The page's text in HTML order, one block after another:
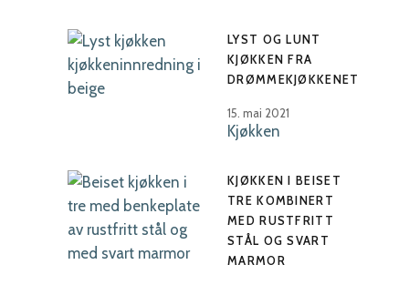
LYST OG LUNT
KJØKKEN FRA
DRØMMEKJØKKENET
15. mai 2021
Kjøkken
KJØKKEN I BEISET
TRE KOMBINERT
MED RUSTFRITT
STÅL OG SVART
MARMOR